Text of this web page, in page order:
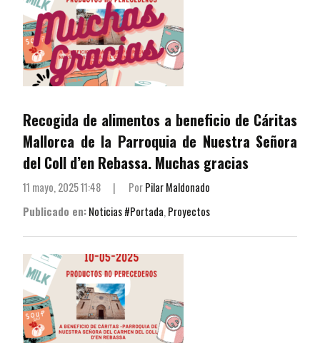
Recogida de alimentos a beneficio de Cáritas
Mallorca de la Parroquia de Nuestra Señora
del Coll d’en Rebassa. Muchas gracias
11 mayo, 2025 11:48 | PorPilar Maldonado
Publicado en:Noticias #Portada,Proyectos